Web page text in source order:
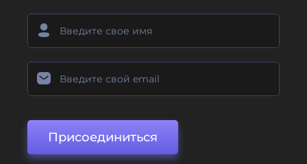
Присоединиться